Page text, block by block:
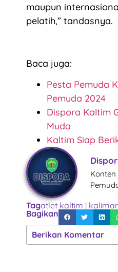
maupun
pelatih,” tandasnya.
Baca juga:
Pesta Pemuda
Pemuda 2024
Dispora Kaltim
Muda
Kaltim Siap
Tagatlet kaltim |
Bagikan
Berikan Komentar